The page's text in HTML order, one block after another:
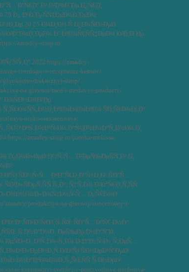
Ð² Ð²Ð¾Ð´Ðµ Ð¿Ñ€Ð¸
Ð¡, ÐºÐ¸Ð¿ÑÑ‡ÐµÐ½Ð¸ÐµÐ¼
20 25 Ð¼Ð¸Ð½ Ñ Ð¿Ð¾ÑÐ»ÐµÐ
Ð² Ð³Ð¾Ñ€ÑÑ‡ÐµÐ¼ Ð²Ð¸Ð´Ðµ
amadey-sirop.ru
2022 https://amadey-
tverdogo-v-recepturax-keksov/
glyukozno-fruktoznyj-sirop/
na-glavnoj/med-i-medovye-producty/
Ð¾ÑÐ½Ð¾Ð²Ðµ
ÑÐ¸Ñ€Ð¾Ð¿Ð°
nizkoosaxarennaya/
Ð°Ñ€Ð¾Ð¼Ð°Ñ‚Ð¾Ð¼ Ð¸
https://amadey-sirop.ru/patoka-melassa-
Ð¿Ð¾Ð»ÐµÐ·Ð½Ñ‹Ñ… Ð²ÐµÑ‰ÐµÑÑ‚Ð² Ð¸
Ð²Ð°Ñ€Ð¸Ð°Ñ†Ð¸Ð¹ ÑÐ°Ñ…
Ñ‚Ð°, Ñ‡Ñ‚Ð¾ Ð²Ð°Ñ€Ð¸Ñ‚ÑÑ
Ð¿Ñ€Ð¾Ð
amadey/produkciya-na-glavnoj/concentraty-i-
ÑÐ²Ð°Ñ€Ð¸Ñ‚ÑŒ ÑÐ°Ñ…Ð°Ñ€ Ð½Ð°
Ñ Ð½Ð°Ð¼Ð¸ ÐµÑ‰Ðµ Ð½Ð°ÑˆÐ¸
ÐºÑ‚Ð¾-Ñ‚Ð¾ Ð·Ð°Ð±Ñ‹Ð» Ñ‚ÐµÑ…
Ð²ÐºÑƒÑÐ½ÐµÐ¹ÑˆÐµÐ¹
Ñ Ð½ÐµÐ¹
saxar-kraxmalnyj-tverdyj-v-proizvodstve-pechenya-